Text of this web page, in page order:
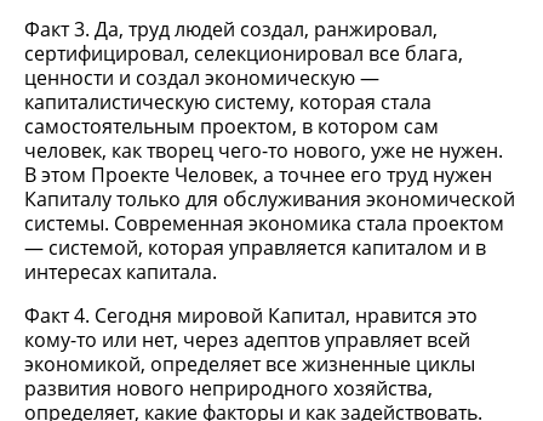
Факт 3. Да, труд людей создал, ранжировал,
сертифицировал, селекционировал все блага,
ценности и создал экономическую —
капиталистическую систему, которая стала
самостоятельным проектом, в котором сам
человек, как творец чего-то нового, уже не нужен.
В этом Проекте Человек, а точнее его труд нужен
Капиталу только для обслуживания экономической
системы. Современная экономика стала проектом
— системой, которая управляется капиталом и в
интересах капитала.
Факт 4. Сегодня мировой Капитал, нравится это
кому-то или нет, через адептов управляет всей
экономикой, определяет все жизненные циклы
развития нового неприродного хозяйства,
определяет, какие факторы и как задействовать.